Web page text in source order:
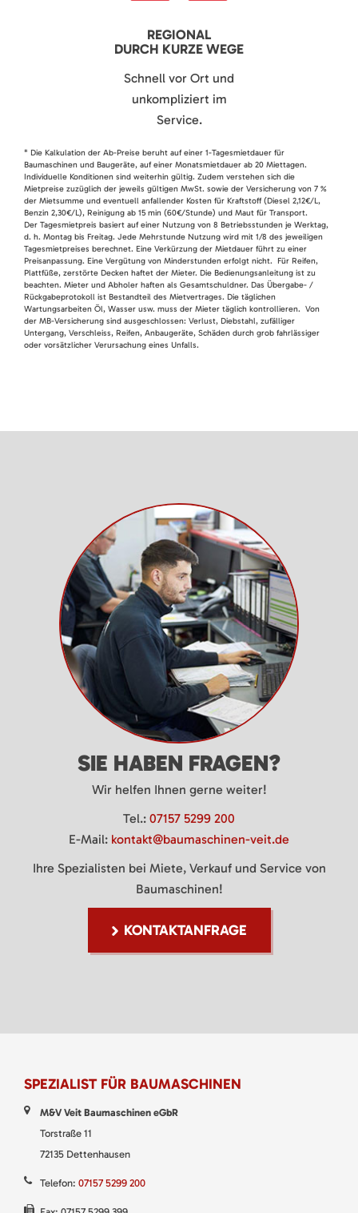
REGIONAL
DURCH KURZE WEGE
Schnell vor Ort und
unkompliziert im
Service.
* Die Kalkulation der Ab-Preise beruht auf einer 1-Tagesmietdauer für
Baumaschinen und Baugeräte, auf einer Monatsmietdauer ab 20 Miettagen.
Individuelle Konditionen sind weiterhin gültig. Zudem verstehen sich die
Mietpreise zuzüglich der jeweils gültigen MwSt. sowie der Versicherung von 7 %
der Mietsumme und eventuell anfallender Kosten für Kraftstoff (Diesel 2,12€/L,
Benzin 2,30€/L), Reinigung ab 15 min (60€/Stunde) und Maut für Transport.
Der Tagesmietpreis basiert auf einer Nutzung von 8 Betriebsstunden je Werktag,
d. h. Montag bis Freitag. Jede Mehrstunde Nutzung wird mit 1/8 des jeweiligen
Tagesmietpreises berechnet. Eine Verkürzung der Mietdauer führt zu einer
Preisanpassung. Eine Vergütung von Minderstunden erfolgt nicht. Für Reifen,
Plattfüße, zerstörte Decken haftet der Mieter. Die Bedienungsanleitung ist zu
beachten. Mieter und Abholer haften als Gesamtschuldner. Das Übergabe- /
Rückgabeprotokoll ist Bestandteil des Mietvertrages. Die täglichen
Wartungsarbeiten Öl, Wasser usw. muss der Mieter täglich kontrollieren. Von
der MB-Versicherung sind ausgeschlossen: Verlust, Diebstahl, zufälliger
Untergang, Verschleiss, Reifen, Anbaugeräte, Schäden durch grob fahrlässiger
oder vorsätzlicher Verursachung eines Unfalls.
SIE HABEN FRAGEN?
Wir helfen Ihnen gerne weiter!
Tel.: 07157 5299 200
E-Mail: kontakt@baumaschinen-veit.de
Ihre Spezialisten bei Miete, Verkauf und Service von
Baumaschinen!
KONTAKTANFRAGE
SPEZIALIST FÜR BAUMASCHINEN
M&V Veit Baumaschinen eGbR
Torstraße 11
72135 Dettenhausen
Telefon: 07157 5299 200